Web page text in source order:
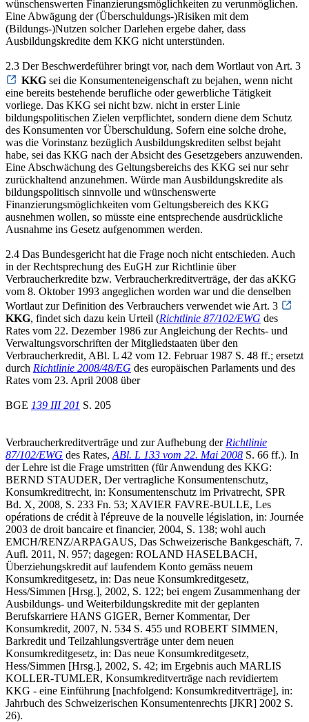
wünschenswerten Finanzierungsmöglichkeiten zu verunmöglichen.
Eine Abwägung der (Überschuldungs-)Risiken mit dem
(Bildungs-)Nutzen solcher Darlehen ergebe daher, dass
Ausbildungskredite dem KKG nicht unterstünden.
2.3 Der Beschwerdeführer bringt vor, nach dem Wortlaut von Art. 3
KKG sei die Konsumenteneigenschaft zu bejahen, wenn nicht
eine bereits bestehende berufliche oder gewerbliche Tätigkeit
vorliege. Das KKG sei nicht bzw. nicht in erster Linie
bildungspolitischen Zielen verpflichtet, sondern diene dem Schutz
des Konsumenten vor Überschuldung. Sofern eine solche drohe,
was die Vorinstanz bezüglich Ausbildungskrediten selbst bejaht
habe, sei das KKG nach der Absicht des Gesetzgebers anzuwenden.
Eine Abschwächung des Geltungsbereichs des KKG sei nur sehr
zurückhaltend anzunehmen. Würde man Ausbildungskredite als
bildungspolitisch sinnvolle und wünschenswerte
Finanzierungsmöglichkeiten vom Geltungsbereich des KKG
ausnehmen wollen, so müsste eine entsprechende ausdrückliche
Ausnahme ins Gesetz aufgenommen werden.
2.4 Das Bundesgericht hat die Frage noch nicht entschieden. Auch
in der Rechtsprechung des EuGH zur Richtlinie über
Verbraucherkredite bzw. Verbraucherkreditverträge, der das aKKG
vom 8. Oktober 1993 angeglichen worden war und die denselben
Wortlaut zur Definition des Verbrauchers verwendet wie Art. 3
KKG, findet sich dazu kein Urteil (Richtlinie 87/102/EWG des
Rates vom 22. Dezember 1986 zur Angleichung der Rechts- und
Verwaltungsvorschriften der Mitgliedstaaten über den
Verbraucherkredit, ABl. L 42 vom 12. Februar 1987 S. 48 ff.; ersetzt
durch Richtlinie 2008/48/EG des europäischen Parlaments und des
Rates vom 23. April 2008 über
BGE 139 III 201 S. 205
Verbraucherkreditverträge und zur Aufhebung der Richtlinie
87/102/EWG des Rates, ABl. L 133 vom 22. Mai 2008 S. 66 ff.). In
der Lehre ist die Frage umstritten (für Anwendung des KKG:
BERND STAUDER, Der vertragliche Konsumentenschutz,
Konsumkreditrecht, in: Konsumentenschutz im Privatrecht, SPR
Bd. X, 2008, S. 233 Fn. 53; XAVIER FAVRE-BULLE, Les
opérations de crédit à l'épreuve de la nouvelle législation, in: Journée
2003 de droit bancaire et financier, 2004, S. 138; wohl auch
EMCH/RENZ/ARPAGAUS, Das Schweizerische Bankgeschäft, 7.
Aufl. 2011, N. 957; dagegen: ROLAND HASELBACH,
Überziehungskredit auf laufendem Konto gemäss neuem
Konsumkreditgesetz, in: Das neue Konsumkreditgesetz,
Hess/Simmen [Hrsg.], 2002, S. 122; bei engem Zusammenhang der
Ausbildungs- und Weiterbildungskredite mit der geplanten
Berufskarriere HANS GIGER, Berner Kommentar, Der
Konsumkredit, 2007, N. 534 S. 455 und ROBERT SIMMEN,
Barkredit und Teilzahlungsverträge unter dem neuen
Konsumkreditgesetz, in: Das neue Konsumkreditgesetz,
Hess/Simmen [Hrsg.], 2002, S. 42; im Ergebnis auch MARLIS
KOLLER-TUMLER, Konsumkreditverträge nach revidiertem
KKG - eine Einführung [nachfolgend: Konsumkreditverträge], in:
Jahrbuch des Schweizerischen Konsumentenrechts [JKR] 2002 S.
26).